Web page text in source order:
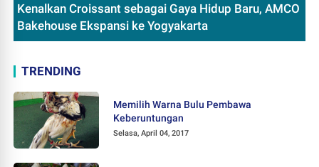
Kenalkan Croissant sebagai Gaya Hidup Baru, AMCO
Bakehouse Ekspansi ke Yogyakarta
TRENDING
Memilih Warna Bulu Pembawa
Keberuntungan
Selasa, April 04, 2017